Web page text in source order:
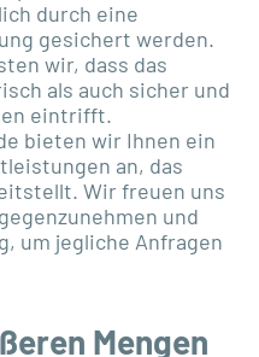
durch eine
gesichert werden.
wir, dass das
als auch sicher und
eintrifft.
bieten wir Ihnen ein
an, das
Wir freuen uns
und
um jegliche Anfragen
Mengen